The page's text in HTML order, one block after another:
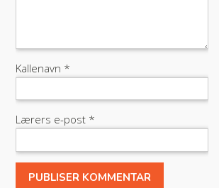
Kallenavn *
Lærers e-post *